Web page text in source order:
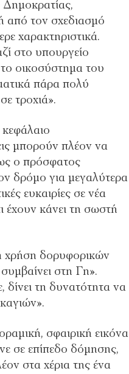
Δημοκρατίας,
από τον σχεδιασμό
χαρακτηριστικά.
στο υπουργείο
οικοσύστημα του
πάρα πολύ
τροχιά».
μπορούν πλέον να
ο πρόσφατος
δρόμο για μεγαλύτερα
ευκαιρίες σε νέα
έχουν κάνει τη σωστή
χρήση δορυφορικών
στη Γη».
τη δυνατότητα να
σφαιρική εικόνα
σε επίπεδο δόμησης,
στα χέρια της ένα